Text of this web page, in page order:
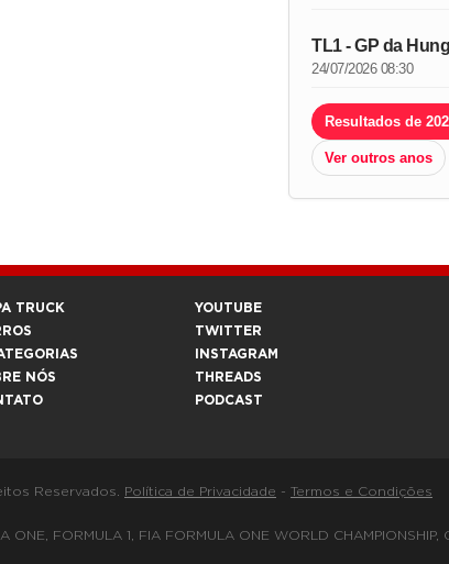
TL1 - GP da
24/07/2026 08:30
Resultados de
Ver outros anos
TRUCK
NÓS
YOUTUBE
TWITTER
INSTAGRAM
THREADS
PODCAST
Reservados. Política de Privacidade - Termos e Condições
FORMULA 1, FIA FORMULA ONE WORLD CHAMPIONSHIP,